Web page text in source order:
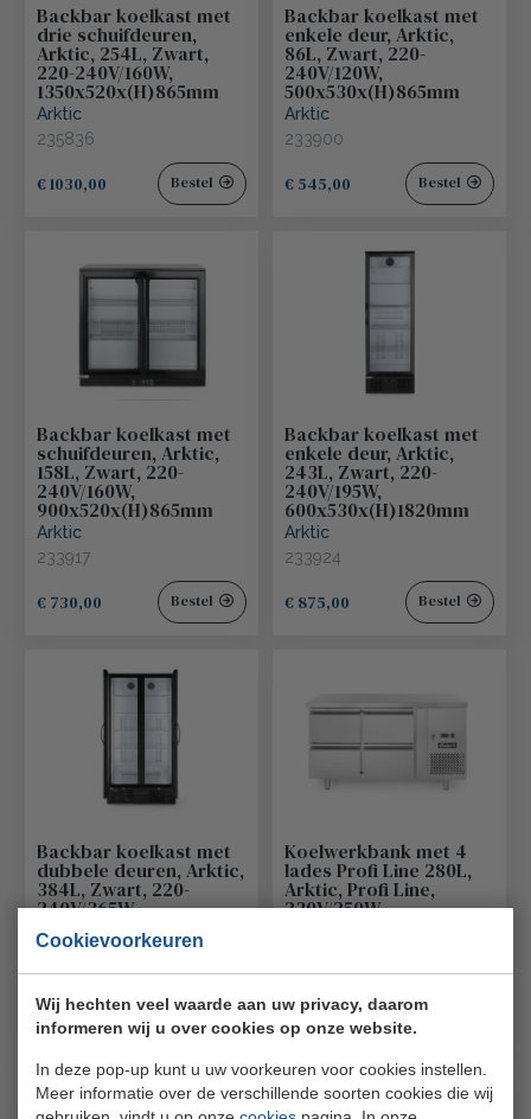
Cookievoorkeuren
Wij hechten veel waarde aan uw privacy, daarom
informeren wij u over cookies op onze website.
In deze pop-up kunt u uw voorkeuren voor cookies instellen.
Meer informatie over de verschillende soorten cookies die wij
Backbar koelkast met
drie schuifdeuren,
Arktic, 254L, Zwart,
220-240V/160W,
1350x520x(H)865mm
Arktic
235836
€ 1030,00 Bestel
Backbar koelkast met
enkele deur, Arktic,
86L, Zwart, 220-
240V/120W,
500x530x(H)865mm
Arktic
233900
€ 545,00 Bestel
Backbar koelkast met
schuifdeuren, Arktic,
158L, Zwart, 220-
240V/160W,
900x520x(H)865mm
Arktic
233917
€ 730,00 Bestel
Backbar koelkast met
enkele deur, Arktic,
243L, Zwart, 220-
240V/195W,
600x530x(H)1820mm
Arktic
233924
€ 875,00 Bestel
Backbar koelkast met
dubbele deuren, Arktic,
384L, Zwart, 220-
240V/365W,
900x530x(H)1820mm
Arktic
233931
€ 1340,00
Koelwerkbank met 4
lades Profi Line 280L,
Arktic, Profi Line,
230V/250W,
233764
€ 2055,00